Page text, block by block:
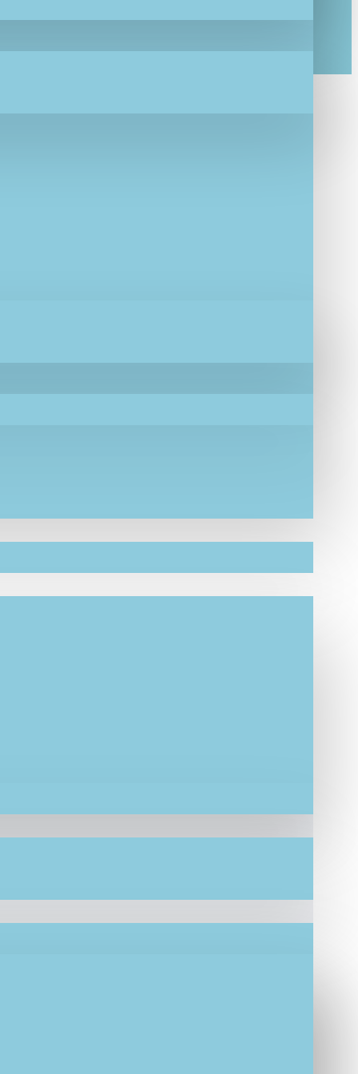
σε αποχρώσεις φυσικό, μπεζ,
έχουν σχεδιαστεί βάση του
συνοδεύονται από συσκευασία
(Επικοινωνήστε μαζί μας)
μας δημιουργία IF.Lefkaditi